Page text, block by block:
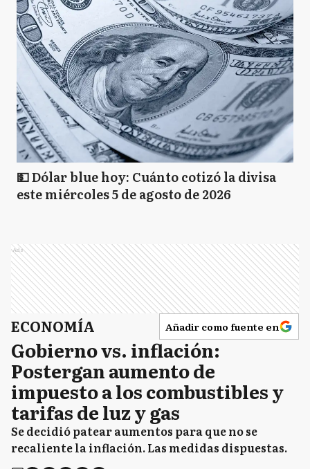
💵 Dólar blue hoy: Cuánto cotizó la divisa
este miércoles 5 de agosto de 2026
Ads
ECONOMÍA Añadir como fuente en
Gobierno vs. inflación:
Postergan aumento de
impuesto a los combustibles y
tarifas de luz y gas
Se decidió patear aumentos para que no se
recaliente la inflación. Las medidas dispuestas.